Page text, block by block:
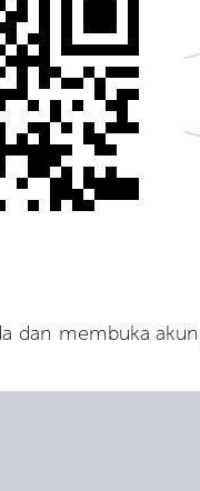
dan membuka